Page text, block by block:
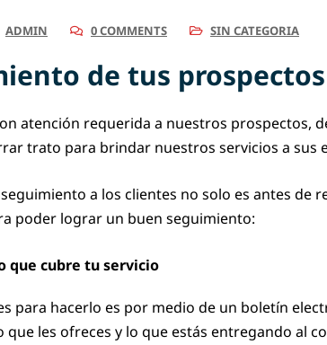
ADMIN 0 COMMENTS SIN CATEGORIA
de tus
atención requerida a nuestros prospectos,
trato para brindar nuestros servicios a sus
a los clientes no solo es antes de
poder lograr un buen seguimiento:
que cubre tu servicio
para hacerlo es por medio de un boletín
que les ofreces y lo que estás entregando al